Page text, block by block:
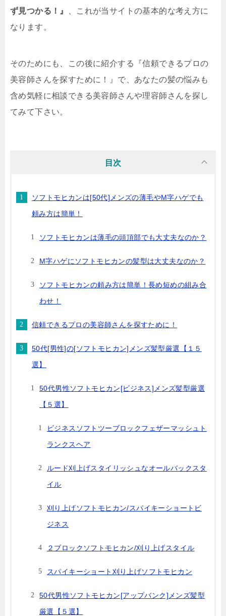
ず見つかる！』
、これが当サイトの基本的な考え方に
なります。
そのためにも、この後に紹介する『信頼できるプロの
美容師さんを探すために！』で、あなたの髪の悩みも
含め気軽に相談できる美容師さんや理容師さんを探し
てみて下さい。
目次
ソフトモヒカンは[50代]メンズの薄毛やM字ハゲでも
頼み方は簡単！
ソフトモヒカンは薄毛の頭頂部でも大丈夫なのか？
M字ハゲにソフトモヒカンの髪型は大丈夫なのか？
ソフトモヒカンの頼み方は簡単！長め短めの組み合
わせ！
信頼できるプロの美容師さんを探すために！
50代[男性]の[ソフトモヒカン]メンズ髪型厳選【１５
選】
50代男性ソフトモヒカン[ビジネス]メンズ髪型厳選
【５選】
ビジネスソフトツーブロックフェザーマッシュト
ランクスヘア
ルード刈上げスタイリッシュなオールバックスタ
イル
刈り上げソフトモヒカン/スパイキーショートビ
ジネス
２ブロックソフトモヒカン/刈り上げスタイル
スパイキーショート刈り上げソフトモヒカン
50代男性ソフトモヒカン[アップバンク]メンズ髪型
厳選【５選】